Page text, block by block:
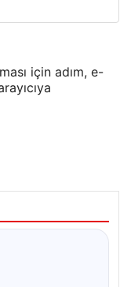
için adım, e-